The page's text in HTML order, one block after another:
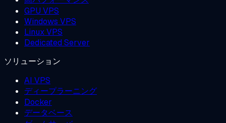
GPU VPS
Windows VPS
Linux VPS
Dedicated Server
ソリューション
AI VPS
ディープラーニング
Docker
データベース